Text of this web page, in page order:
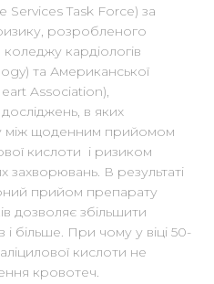
Services Task Force) за
розробленого
кардіологів
та Американської
Association),
в яких
між щоденним прийомом
кислоти і ризиком
В результаті
прийом препарату
дозволяє збільшити
і більше. При чому у віці 50-
кислоти не
кровотеч.